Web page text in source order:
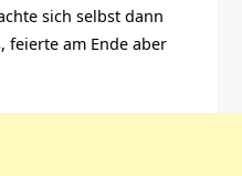
sich selbst dann
feierte am Ende aber